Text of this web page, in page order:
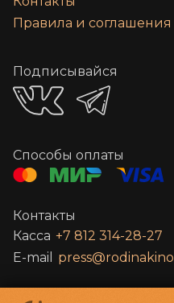
Правила и соглашения
Подписывайся
Способы оплаты
Контакты
Касса +7 812 314-28-27
E-mail